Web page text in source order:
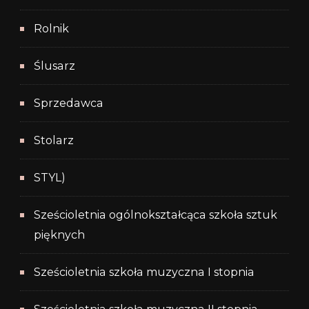
Rolnik
Ślusarz
Sprzedawca
Stolarz
STYL)
Sześcioletnia ogólnokształcąca szkoła sztuk
pięknych
Sześcioletnia szkoła muzyczna I stopnia